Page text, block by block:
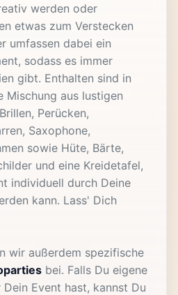
werden oder
etwas zum Verstecken
umfassen dabei ein
sodass es immer
gibt. Enthalten sind in
Mischung aus lustigen
Perücken,
Saxophone,
sowie Hüte, Bärte,
und eine Kreidetafel,
individuell durch Deine
kann. Lass' Dich
wir außerdem spezifische
bei. Falls Du eigene
Event hast, kannst Du